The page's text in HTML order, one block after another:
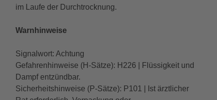
im Laufe der Durchtrocknung.
Warnhinweise
Signalwort: Achtung
Gefahrenhinweise (H-Sätze): H226 | Flüssigkeit und
Dampf entzündbar.
Sicherheitshinweise (P-Sätze): P101 | Ist ärztlicher